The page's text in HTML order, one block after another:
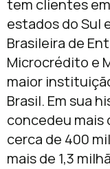
tem clientes
estados do Sul
Brasileira de
Microcrédito e
maior
Brasil. Em sua
concedeu mais
cerca de 400
mais de 1,3